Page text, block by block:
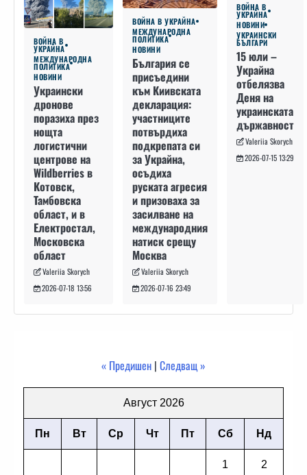
ВОЙНА В
УКРАЙНА
МЕЖДУНАРОДНА
ПОЛИТИКА
НОВИНИ
Украински
дронове
поразиха през
нощта
логистични
центрове на
Wildberries в
Котовск,
Тамбовска
област, и в
Електростал,
Московска
област
Valeriia Skorych
2026-07-18 13:56
ВОЙНА В УКРАЙНА
МЕЖДУНАРОДНА
ПОЛИТИКА
НОВИНИ
България се
присъедини
към Киивската
декларация:
участниците
потвърдиха
подкрепата си
за Украйна,
осъдиха
руската агресия
и призоваха за
засилване на
международния
натиск срещу
Москва
Valeriia Skorych
2026-07-16 23:49
ВОЙНА В
УКРАЙНА
НОВИНИ
УКРАИНСКИ
БЪЛГАРИ
15 юли –
Украйна
отбелязва
Деня на
украинската
държавност
Valeriia Skorych
2026-07-15 13:29
« Предишен | Следващ »
Август 2026
Пн Вт Ср Чт Пт Сб Нд
1 2